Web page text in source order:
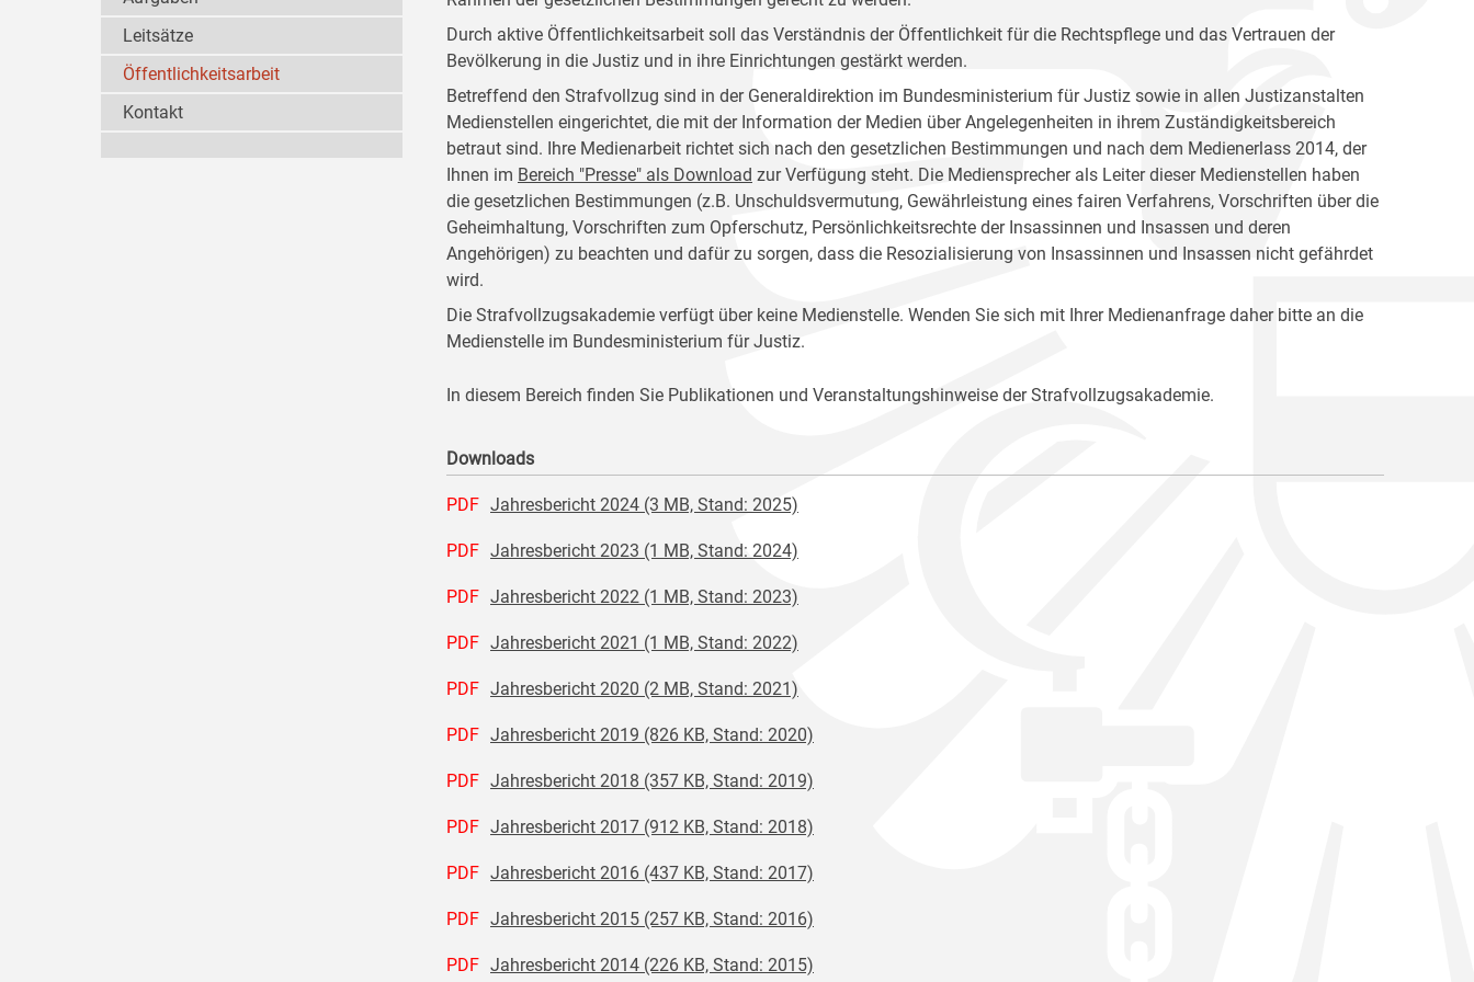
Durch aktive Öffentlichkeitsarbeit soll das Verständnis der Öffentlichkeit für die Rechtspflege und das Vertrauen der
Bevölkerung in die Justiz und in ihre Einrichtungen gestärkt werden.
Betreffend den Strafvollzug sind in der Generaldirektion im Bundesministerium für Justiz sowie in allen Justizanstalten
Medienstellen eingerichtet, die mit der Information der Medien über Angelegenheiten in ihrem Zuständigkeitsbereich
betraut sind. Ihre Medienarbeit richtet sich nach den gesetzlichen Bestimmungen und nach dem Medienerlass 2014, der
Ihnen im Bereich "Presse" als Download zur Verfügung steht. Die Mediensprecher als Leiter dieser Medienstellen haben
die gesetzlichen Bestimmungen (z.B. Unschuldsvermutung, Gewährleistung eines fairen Verfahrens, Vorschriften über die
Geheimhaltung, Vorschriften zum Opferschutz, Persönlichkeitsrechte der Insassinnen und Insassen und deren
Angehörigen) zu beachten und dafür zu sorgen, dass die Resozialisierung von Insassinnen und Insassen nicht gefährdet
wird.
Die Strafvollzugsakademie verfügt über keine Medienstelle. Wenden Sie sich mit Ihrer Medienanfrage daher bitte an die
Medienstelle im Bundesministerium für Justiz.
In diesem Bereich finden Sie Publikationen und Veranstaltungshinweise der Strafvollzugsakademie.
Downloads
PDF Jahresbericht 2024 (3 MB, Stand: 2025)
PDF Jahresbericht 2023 (1 MB, Stand: 2024)
PDF Jahresbericht 2022 (1 MB, Stand: 2023)
PDF Jahresbericht 2021 (1 MB, Stand: 2022)
PDF Jahresbericht 2020 (2 MB, Stand: 2021)
PDF Jahresbericht 2019 (826 KB, Stand: 2020)
PDF Jahresbericht 2018 (357 KB, Stand: 2019)
PDF Jahresbericht 2017 (912 KB, Stand: 2018)
PDF Jahresbericht 2016 (437 KB, Stand: 2017)
PDF Jahresbericht 2015 (257 KB, Stand: 2016)
PDF Jahresbericht 2014 (226 KB, Stand: 2015)
Leitsätze
Öffentlichkeitsarbeit
Kontakt